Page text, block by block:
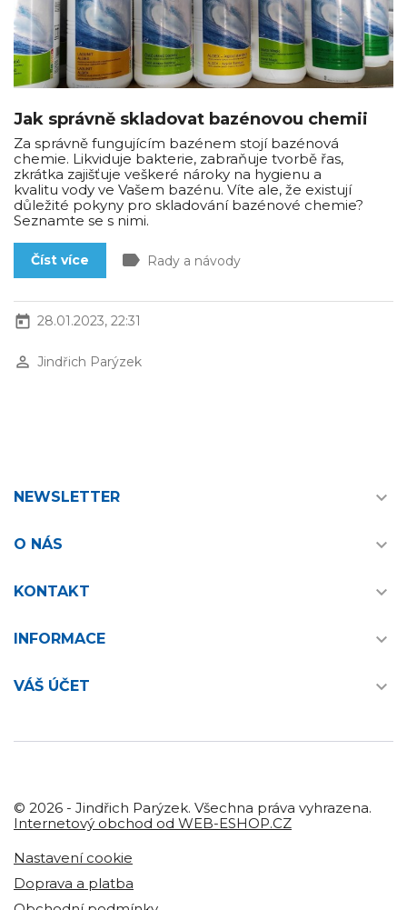
Jak správně skladovat bazénovou chemii
Za správně fungujícím bazénem stojí bazénová
chemie. Likviduje bakterie, zabraňuje tvorbě řas,
zkrátka zajišťuje veškeré nároky na hygienu a
kvalitu vody ve Vašem bazénu. Víte ale, že existují
důležité pokyny pro skladování bazénové chemie?
Seznamte se s nimi.
Číst více label Rady a návody
today 28.01.2023, 22:31
perm_identity Jindřich Parýzek
NEWSLETTER 
O NÁS 
KONTAKT 
INFORMACE 
VÁŠ ÚČET 
© 2026 - Jindřich Parýzek. Všechna práva vyhrazena.
Internetový obchod od WEB-ESHOP.CZ
Nastavení cookie
Doprava a platba